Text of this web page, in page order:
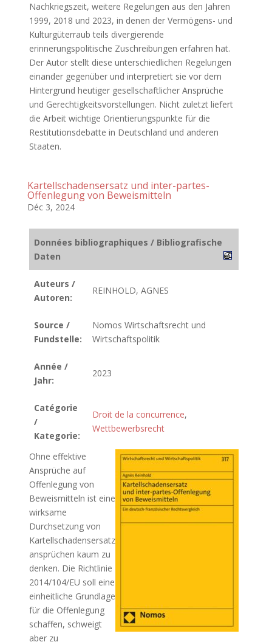
Nachkriegszeit, weitere Regelungen aus den Jahren
1999, 2018 und 2023, in denen der Vermögens- und
Kulturgüterraub teils divergierende
erinnerungspolitische Zuschreibungen erfahren hat.
Der Autor stellt diese unterschiedlichen Regelungen
einander gegenüber und interpretiert sie vor dem
Hintergrund heutiger gesellschaftlicher Ansprüche
und Gerechtigkeitsvorstellungen. Nicht zuletzt liefert
die Arbeit wichtige Orientierungspunkte für die
Restitutionsdebatte in Deutschland und anderen
Staaten.
Kartellschadensersatz und inter-partes-
Offenlegung von Beweismitteln
Déc 3, 2024
Données bibliographiques / Bibliografische
Daten
Auteurs /
Autoren:
REINHOLD, AGNES
Source /
Fundstelle:
Nomos Wirtschaftsrecht und
Wirtschaftspolitik
Année /
Jahr:
2023
Catégorie
/
Kategorie:
Droit de la concurrence,
Wettbewerbsrecht
Ohne effektive
Ansprüche auf
Offenlegung von
Beweismitteln ist eine
wirksame
Durchsetzung von
Kartellschadensersatz
ansprüchen kaum zu
denken. Die Richtlinie
2014/104/EU soll eine
einheitliche Grundlage
für die Offenlegung
schaffen, schweigt
aber zu